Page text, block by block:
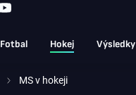
Fotbal Hokej Výsledky
MS v hokeji